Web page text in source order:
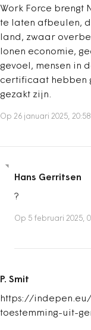
Work Force brengt
te laten afbeulen,
land, zwaar
lonen economie,
gevoel, mensen in
certificaat hebben
gezakt zijn.
Op 26 januari 2025, 20:58
Hans Gerritsen
?
Op 5 februari 2025,
P. Smit
https://
toestemming-uit-